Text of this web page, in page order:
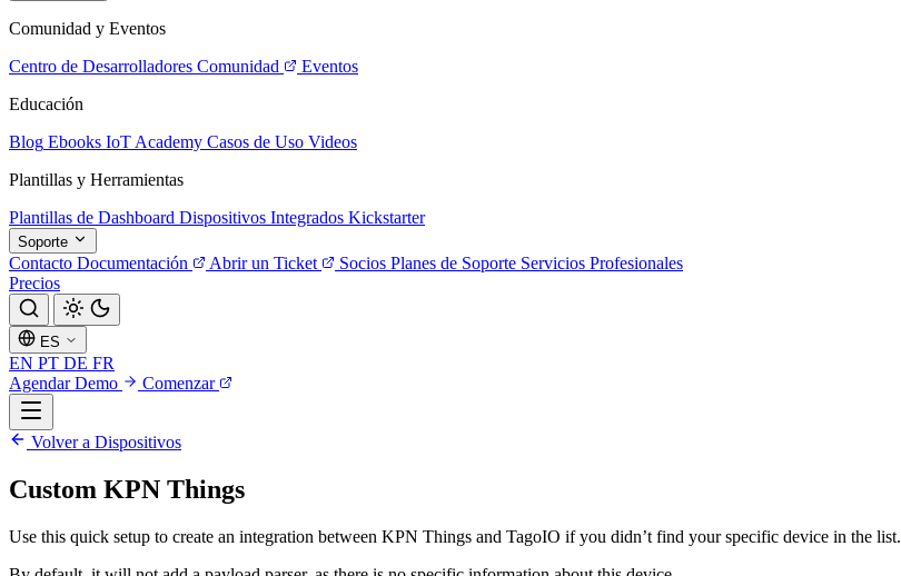
Comunidad y Eventos
Centro de Desarrolladores Comunidad
Eventos
Educación
Blog Ebooks IoT Academy Casos de Uso Videos
Plantillas y Herramientas
Plantillas de Dashboard Dispositivos Integrados Kickstarter
Soporte
Contacto Documentación Abrir un Ticket Socios Planes de Soporte Servicios Profesionales
Precios
ES
EN PT DE FR
Agendar Demo
Comenzar
Volver a Dispositivos
Custom KPN Things
Use this quick setup to create an integration between KPN Things and TagoIO if you didn’t find your specific device in the list.